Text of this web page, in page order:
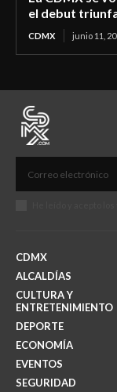
el debut
CDMX junio 11,
CDMX
ALCALDÍAS
CULTURA Y
ENTRETENIMIENTO
DEPORTE
ECONOMÍA
EVENTOS
SEGURIDAD